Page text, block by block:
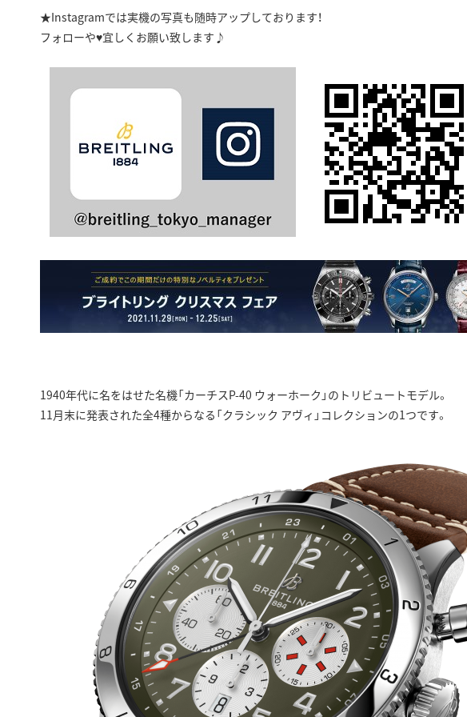
★Instagramでは実機の写真も随時アップしております！
フォローや♥宜しくお願い致します♪
1940年代に名をはせた名機「カーチスP-40 ウォーホーク」のトリビュートモデル。
11月末に発表された全4種からなる「クラシック アヴィ」コレクションの1つです。